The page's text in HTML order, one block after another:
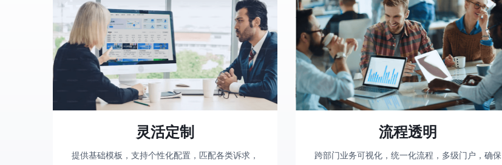
灵活定制
提供基础模板，支持个性化配置，匹配各类诉求，
流程透明
跨部门业务可视化，统一化流程，多级门户，确保